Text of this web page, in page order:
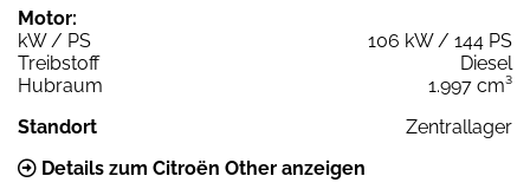
Motor:
kW / PS
106 kW / 144 PS
Treibstoff
Diesel
Hubraum
1.997 cm³
Standort
Zentrallager
Details zum Citroën Other anzeigen